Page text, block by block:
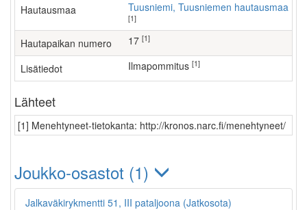
Hautausmaa Tuusniemi, Tuusniemen hautausmaa
[1]
Hautapaikan numero 17 [1]
Lisätiedot ilmapommitus [1]
Lähteet
[1] Menehtyneet-tietokanta: http://kronos.narc.fi/menehtyneet/
Joukko-osastot (1)
Jalkaväkirykmentti 51, III pataljoona (Jatkosota)